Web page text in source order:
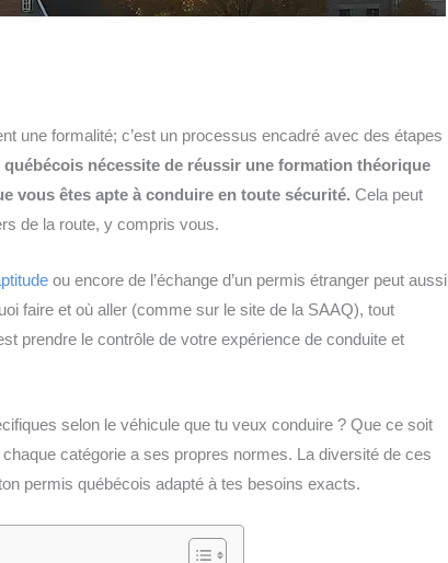
une formalité; c’est un processus encadré avec des étapes
québécois nécessite de réussir une formation théorique
vous êtes apte à conduire en toute sécurité. Cela peut
de la route, y compris vous.
ou encore de l’échange d’un permis étranger peut aussi
faire et où aller (comme sur le site de la SAAQ), tout
prendre le contrôle de votre expérience de conduite et
selon le véhicule que tu veux conduire ? Que ce soit
catégorie a ses propres normes. La diversité de ces
permis québécois adapté à tes besoins exacts.